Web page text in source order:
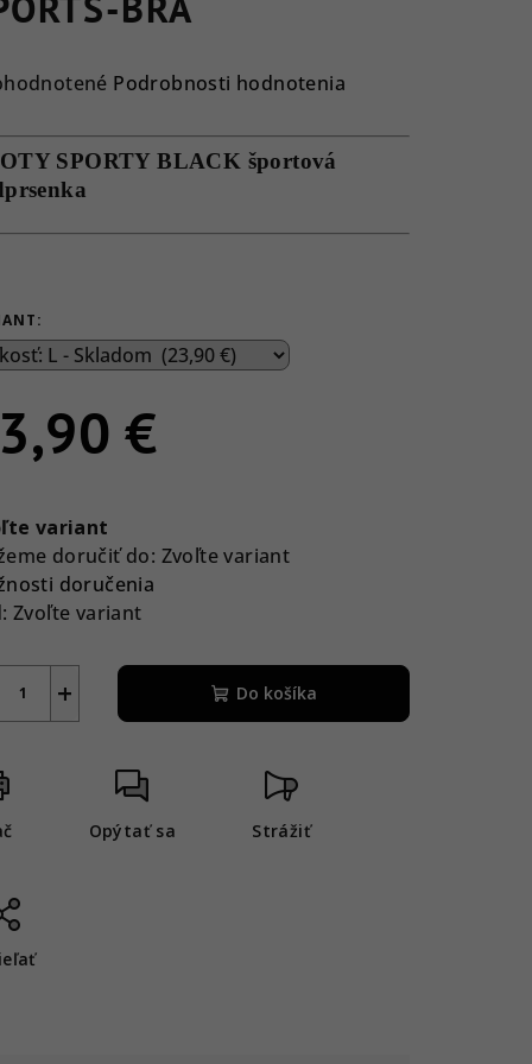
Podrobnosti hodnotenia
SPORTY BLACK športová
€
variant
doručiť do: Zvoľte variant
doručenia
Zvoľte variant
+ Do košíka
Opýtať sa Strážiť